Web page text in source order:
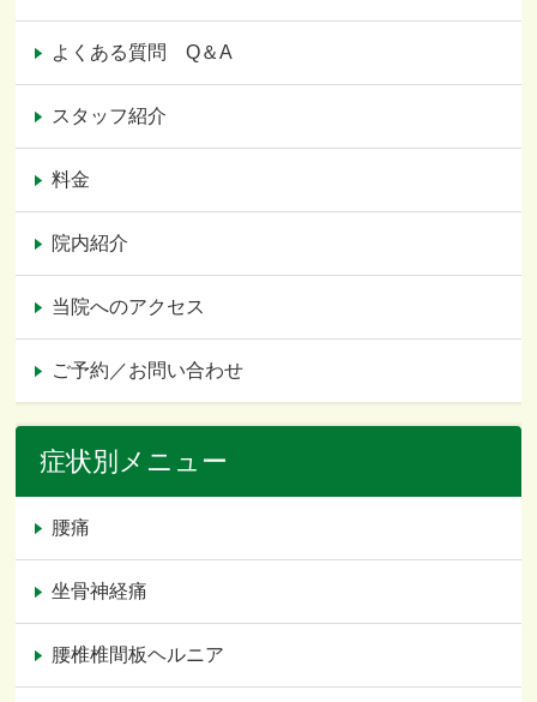
よくある質問 Q＆A
スタッフ紹介
料金
院内紹介
当院へのアクセス
ご予約／お問い合わせ
症状別メニュー
腰痛
坐骨神経痛
腰椎椎間板ヘルニア